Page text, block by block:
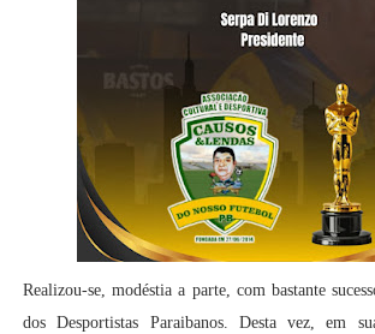
Realizou-se, modéstia a parte, com bastante
dos Desportistas Paraibanos. Desta vez, em